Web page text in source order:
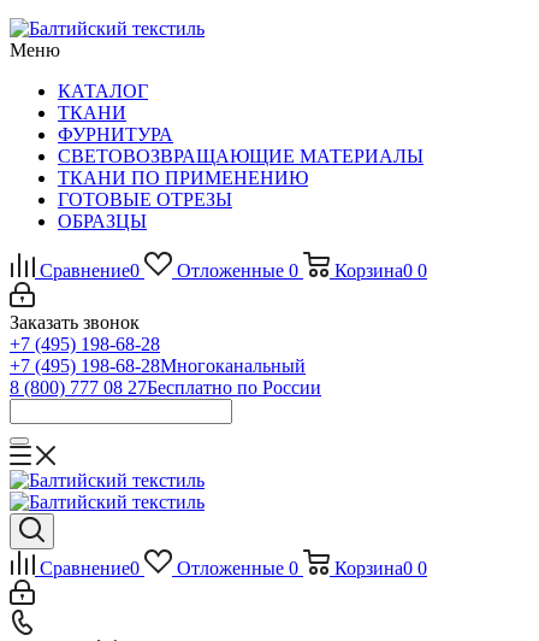
Меню
КАТАЛОГ
ТКАНИ
ФУРНИТУРА
СВЕТОВОЗВРАЩАЮЩИЕ МАТЕРИАЛЫ
ТКАНИ ПО ПРИМЕНЕНИЮ
ГОТОВЫЕ ОТРЕЗЫ
ОБРАЗЦЫ
Сравнение0 Отложенные 0 Корзина0 0
Заказать звонок
+7 (495) 198-68-28
+7 (495) 198-68-28Многоканальный
8 (800) 777 08 27Бесплатно по России
Сравнение0 Отложенные 0 Корзина0 0